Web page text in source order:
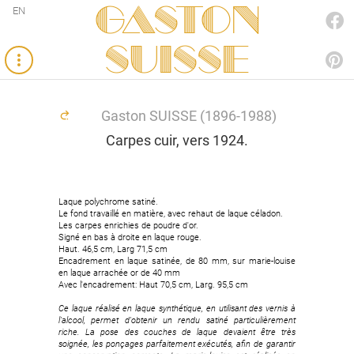
Gaston
SUISSE
EN
Gaston SUISSE (1896-1988)
Carpes cuir, vers 1924.
Laque polychrome satiné.
Le fond travaillé en matière, avec rehaut de laque céladon.
Les carpes enrichies de poudre d'or.
Signé en bas à droite en laque rouge.
Haut. 46,5 cm, Larg 71,5 cm
Encadrement en laque satinée, de 80 mm, sur marie-louise
en laque arrachée or de 40 mm
Avec l'encadrement: Haut 70,5 cm, Larg. 95,5 cm
Ce laque réalisé en laque synthétique, en utilisant des vernis à
l'alcool, permet d'obtenir un rendu satiné particulièrement
riche. La pose des couches de laque devaient être très
soignée, les ponçages parfaitement exécutés, afin de garantir
Laque polychrome satiné.
Le fond travaillé en matière, avec rehaut de laque céladon.
Les carpes enrichies de poudre d'or.
Signé en bas à droite en laque rouge.
Haut. 46,5 cm, Larg 71,5 cm
Encadrement en laque satinée, de 80 mm, sur marie-louise
en laque arrachée or de 40 mm
Avec l'encadrement: Haut 70,5 cm, Larg. 95,5 cm
Ce laque réalisé en laque synthétique, en utilisant des vernis à
l'alcool, permet d'obtenir un rendu satiné particulièrement
riche. La pose des couches de laque devaient être très
soignée, les ponçages parfaitement exécutés, afin de garantir